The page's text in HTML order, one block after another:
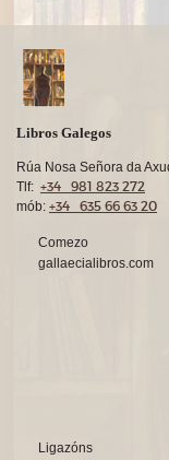
Libros Galegos
Rúa Nosa Señora da
Tlf: +34 981 823 272
mób: +34 635 66 63 20
Comezo
gallaecialibros.com
Ligazóns